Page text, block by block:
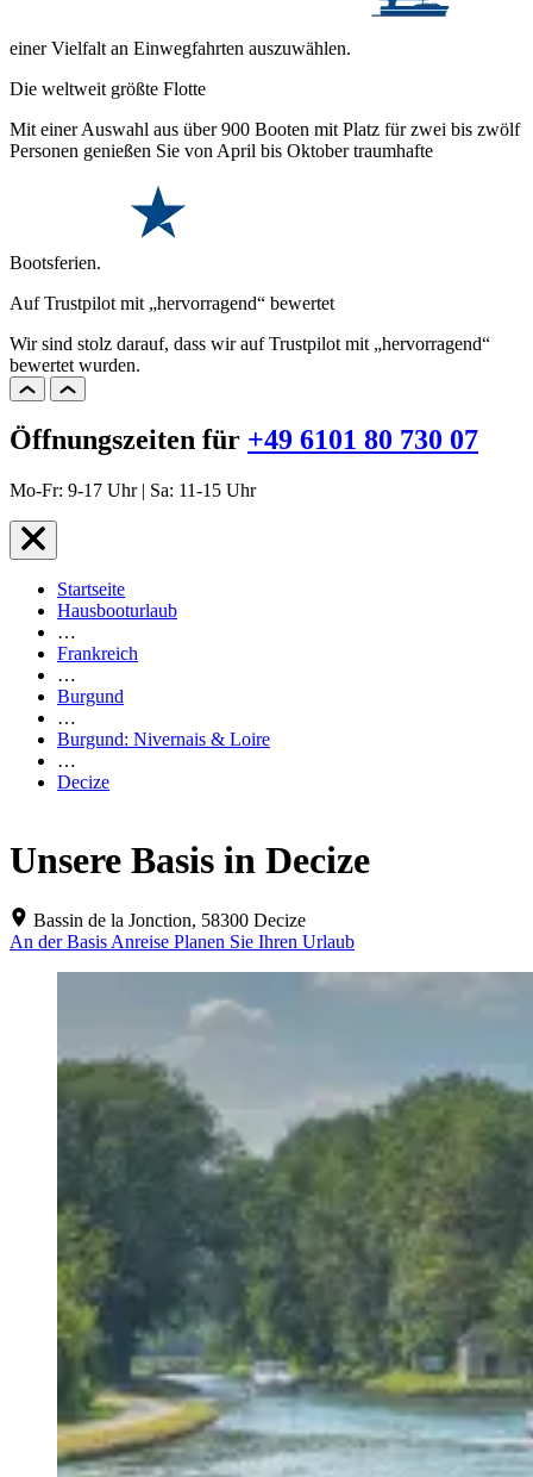
einer Vielfalt an Einwegfahrten auszuwählen.
Die weltweit größte Flotte
Mit einer Auswahl aus über 900 Booten mit Platz für zwei bis zwölf
Personen genießen Sie von April bis Oktober traumhafte
Bootsferien.
Auf Trustpilot mit „hervorragend“ bewertet
Wir sind stolz darauf, dass wir auf Trustpilot mit „hervorragend“
bewertet wurden.
Öffnungszeiten für +49 6101 80 730 07
Mo-Fr: 9-17 Uhr | Sa: 11-15 Uhr
Startseite
Hausbooturlaub
…
Frankreich
…
Burgund
…
Burgund: Nivernais & Loire
…
Decize
Unsere Basis in Decize
Bassin de la Jonction, 58300 Decize
An der Basis Anreise Planen Sie Ihren Urlaub